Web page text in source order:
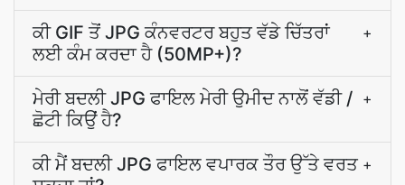
ਕੀ GIF ਤੋਂ JPG ਕੰਨਵਰਟਰ ਬਹੁਤ ਵੱਡੇ ਚਿੱਤਰਾਂ
ਲਈ ਕੰਮ ਕਰਦਾ ਹੈ (50MP+)?
+
ਮੇਰੀ ਬਦਲੀ JPG ਫਾਇਲ ਮੇਰੀ ਉਮੀਦ ਨਾਲੋਂ ਵੱਡੀ /
ਛੋਟੀ ਕਿਉਂ ਹੈ?
+
ਕੀ ਮੈਂ ਬਦਲੀ JPG ਫਾਇਲ ਵਪਾਰਕ ਤੌਰ ਉੱਤੇ ਵਰਤ +